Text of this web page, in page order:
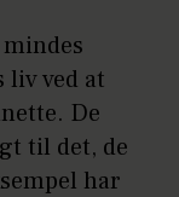
ved at
De
til det, de
har